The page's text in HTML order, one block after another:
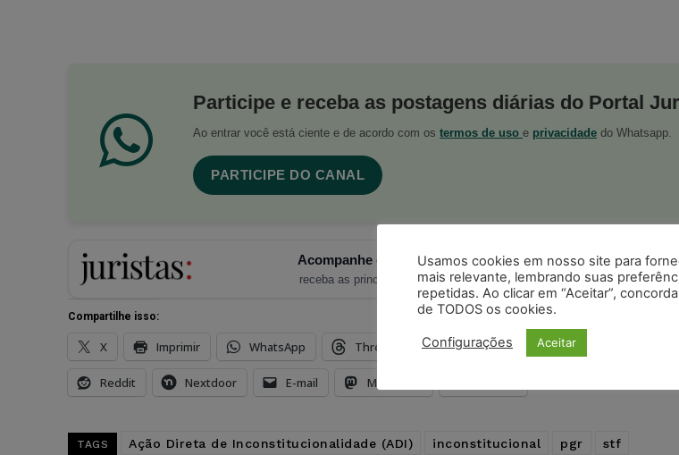
Participe e receba as postagens diárias do Portal
Ao entrar você está ciente e de acordo com os termos de uso e privacidade do Whatsapp.
PARTICIPE DO CANAL
Acompanhe o Juristas no Google News
receba as principais notícias jurídicas do Brasil
Compartilhe isso:
X Imprimir WhatsApp Threads Facebook Telegram
Reddit Nextdoor E-mail Mastodon
TAGS Ação Direta de Inconstitucionalidade (ADI) inconstitucional pgr stf
Usamos cookies em nosso site para
mais relevante, lembrando suas
repetidas. Ao clicar em “Aceitar”,
de TODOS os cookies.
Configurações Aceitar